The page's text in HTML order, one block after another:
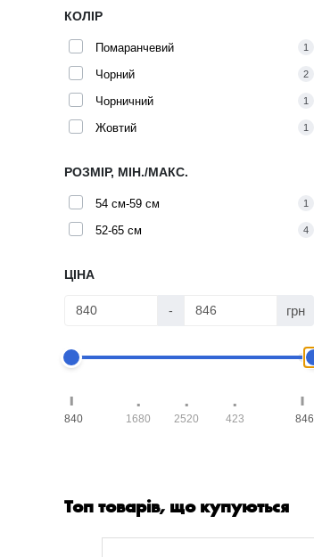
КОЛІР
Помаранчевий 1
Чорний 2
Чорничний 1
Жовтий 1
РОЗМІР, МІН./МАКС.
54 см-59 см 1
52-65 см 4
ЦІНА
- грн
840 1680 2520 423 846
Топ товарів, що купуються